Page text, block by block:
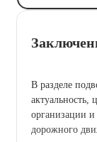
В разделе
актуальность,
организации и
дорожного